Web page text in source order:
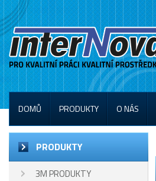
DOMŮ PRODUKTY O NÁS
PRODUKTY
3M PRODUKTY